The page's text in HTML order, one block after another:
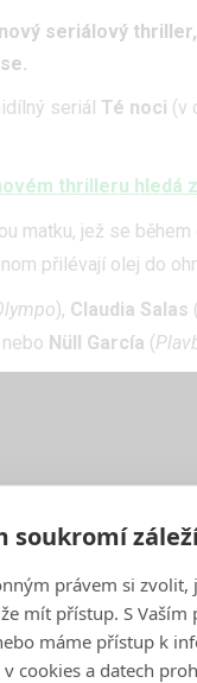
seriálový
seriál Té noci (v
thrilleru hledá
matku, jež se
přilévají olej do
), Claudia Salas (
nebo Nüll García (
soukromí
právem si
mít přístup. S Vaším
máme přístup k
cookies a datech